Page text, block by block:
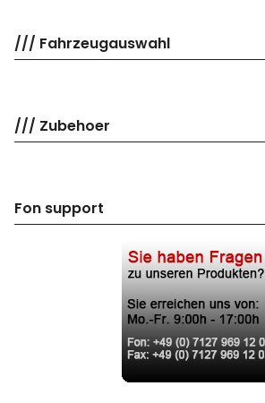
/// Fahrzeugauswahl
/// Zubehoer
Fon support